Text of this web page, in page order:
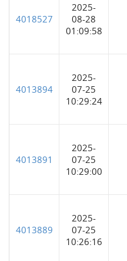
4018527
2025-
08-28
01:09:58
4013894
2025-
07-25
10:29:24
4013891
2025-
07-25
10:29:00
4013889
2025-
07-25
10:26:16